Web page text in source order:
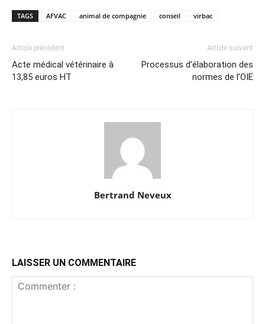
TAGS AFVAC animal de compagnie conseil virbac
Article précédent
Acte médical vétérinaire à
13,85 euros HT
Article suivant
Processus d’élaboration des
normes de l’OIE
Bertrand Neveux
LAISSER UN COMMENTAIRE